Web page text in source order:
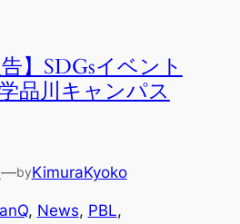
】SDGsイベント
品川キャンパス
—byKimuraKyoko
, News, PBL